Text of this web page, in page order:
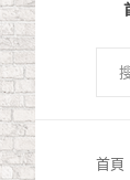
首頁